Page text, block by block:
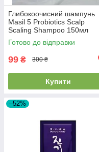
Глибокоочисний шампунь
Masil 5 Probiotics Scalp
Scaling Shampoo 150мл
EXP23/05/26
Готово до відправки
99 ₴ 300 ₴
Купити
–52%